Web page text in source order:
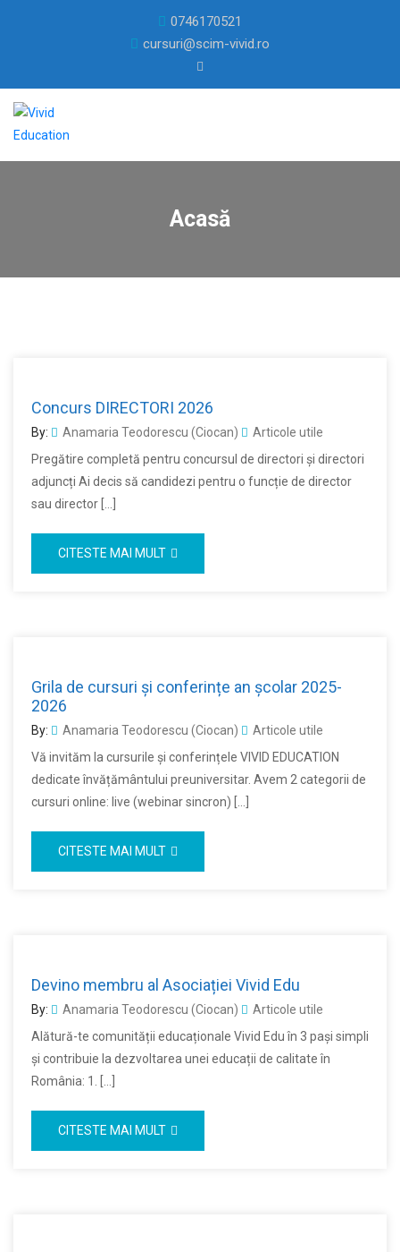
0746170521
cursuri@scim-vivid.ro
Acasă
Concurs DIRECTORI 2026
By: Anamaria Teodorescu (Ciocan)
Articole utile
Pregătire completă pentru concursul de directori și directori
adjuncți Ai decis să candidezi pentru o funcție de director
sau director […]
CITESTE MAI MULT
Grila de cursuri și conferințe an școlar 2025-
2026
By: Anamaria Teodorescu (Ciocan)
Articole utile
Vă invităm la cursurile și conferințele VIVID EDUCATION
dedicate învățământului preuniversitar. Avem 2 categorii de
cursuri online: live (webinar sincron) […]
CITESTE MAI MULT
Devino membru al Asociației Vivid Edu
By: Anamaria Teodorescu (Ciocan)
Articole utile
Alătură-te comunității educaționale Vivid Edu în 3 pași simpli
și contribuie la dezvoltarea unei educații de calitate în
România: 1. […]
CITESTE MAI MULT